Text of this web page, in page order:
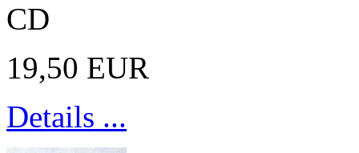
CD
19,50 EUR
Details ...